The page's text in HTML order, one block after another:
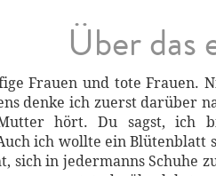
Über das
Frauen und tote Frauen.
denke ich zuerst darüber
hört. Du sagst, ich
ich wollte ein Blütenblatt
sich in jedermanns Schuhe